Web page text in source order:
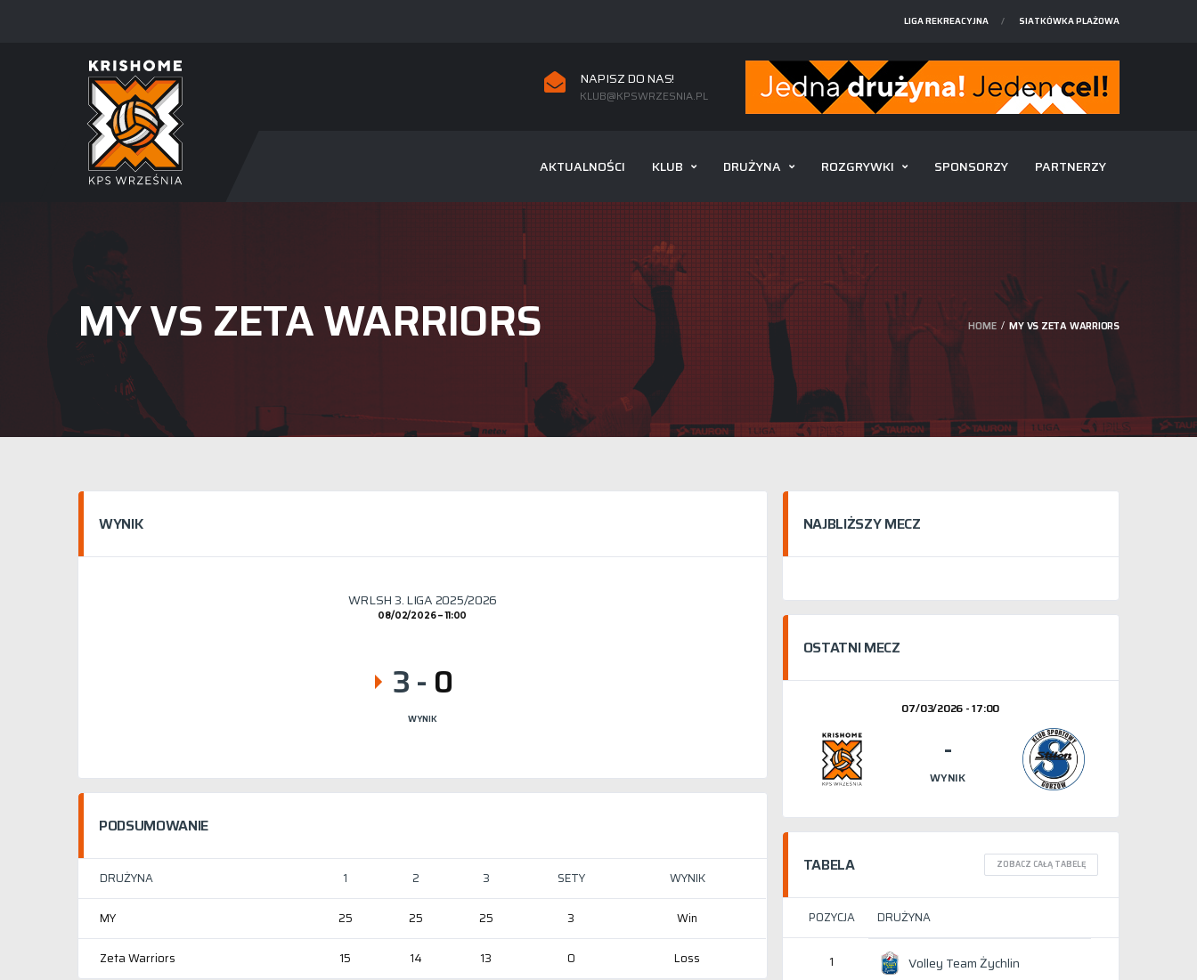
LIGA REKREACYJNA SIATKÓWKA PLAŻOWA
NAPISZ DO NAS!
KLUB@KPSWRZESNIA.PL
AKTUALNOŚCI KLUB DRUŻYNA ROZGRYWKI SPONSORZY PARTNERZY
MY VS ZETA WARRIORS HOME MY VS ZETA WARRIORS
WYNIK
WRLSH 3. LIGA 2025/2026
08/02/2026 11:00
3- 0
WYNIK
PODSUMOWANIE
DRUŻYNA 1 2 3 SETY WYNIK
MY 25 25 25 3 Win
Zeta Warriors 15 14 13 0 Loss
NAJBLIŻSZY MECZ
OSTATNI MECZ
07/03/2026 - 17:00
-
WYNIK
TABELA ZOBACZ CAŁĄ TABELĘ
POZYCJA DRUŻYNA
1 Volley Team Żychlin